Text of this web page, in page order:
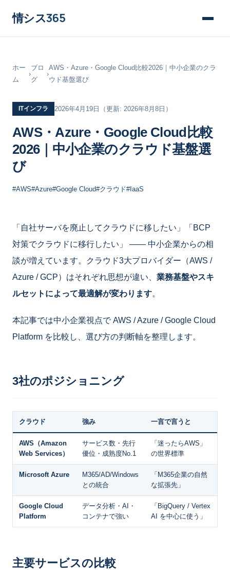
情シス365
ホー
ム
›
ブロ
グ
›
AWS・Azure・Google Cloud比較2026｜中小企業のクラ
ウド基盤選び
ITインフラ 2026年4月19日 （更新: 2026年8月8日）
AWS・Azure・Google Cloud比較
2026｜中小企業のクラウド基盤選
び
#AWS#Azure#Google Cloud#クラウド#IaaS
「自社サーバを廃止してクラウドに移したい」「BCP
対策でクラウドに移行したい」 ―― 中小企業からの相
談が増えています。クラウド3大プロバイダー（AWS /
Azure / GCP）はそれぞれ思想が違い、 業務基盤やスキ
ルセットによって最適解が変わります。
本記事では中小企業視点で AWS / Azure / Google Cloud
Platform を比較し、選び方の判断軸を整理します。
3社のポジショニング
クラウド 強み 一言で言うと
AWS（Amazon
Web Services）
サービス数・先行
優位・成熟度No.1
「迷ったらAWS」
の世界標準
Microsoft Azure
M365/AD/Windows
との統合
「M365企業の自然
な拡張先」
Google Cloud
Platform
データ分析・AI・
コンテナで強い
「BigQuery / Vertex
AI を中心に使う」
主要サービスの比較